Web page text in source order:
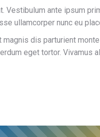
Vestibulum ante ipsum
ullamcorper nunc eu
dis parturient
eget tortor. Vivamus